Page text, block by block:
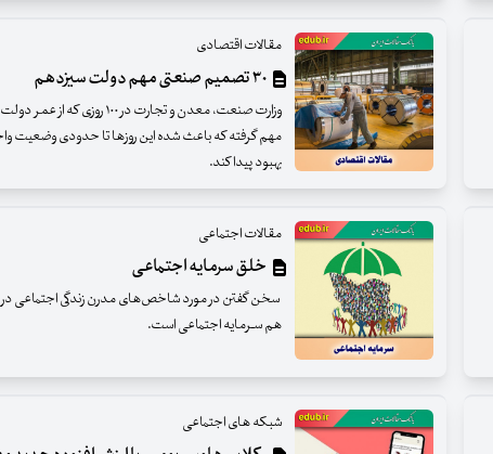
مقالات اقتصادی
مهم گرفته که باعث شده این روزها تا حدودی وضعیت
بهبود پیدا کند.
مقالات اجتماعی
خلق سرمایه اجتماعی
سخن گفتن در مورد شاخص‌های مدرن زندگی اجتماعی در
هم سـرمایه اجتماعی است.
شبکه های اجتماعی